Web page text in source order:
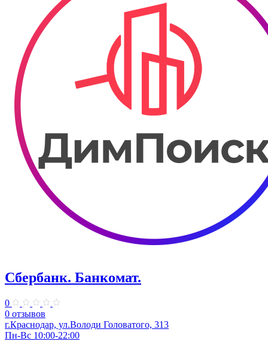
Сбербанк. Банкомат.
0
0 отзывов
г.Краснодар, ул.​Володи Головатого, 313
Пн-Вс 10:00-22:00